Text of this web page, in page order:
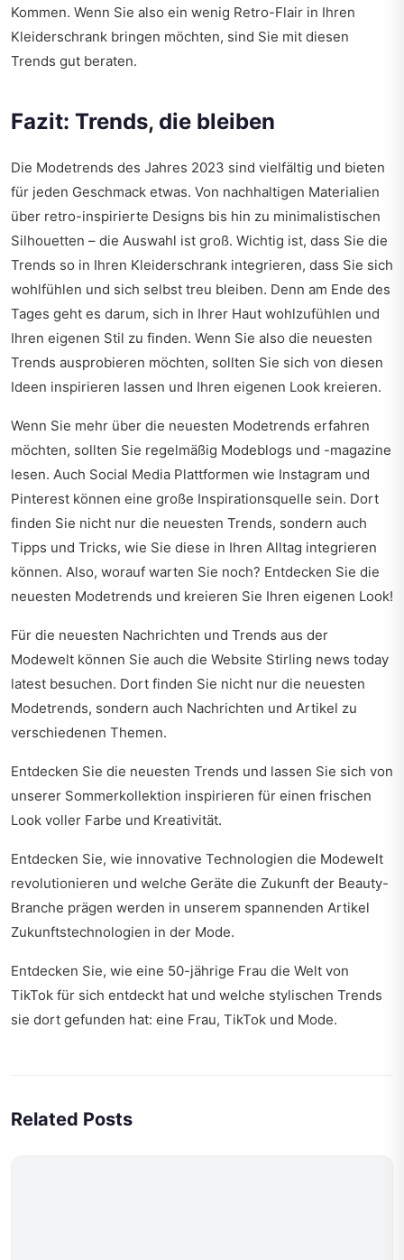
Kommen. Wenn Sie also ein wenig Retro-Flair in Ihren
Kleiderschrank bringen möchten, sind Sie mit diesen
Trends gut beraten.
Fazit: Trends, die bleiben
Die Modetrends des Jahres 2023 sind vielfältig und bieten
für jeden Geschmack etwas. Von nachhaltigen Materialien
über retro-inspirierte Designs bis hin zu minimalistischen
Silhouetten – die Auswahl ist groß. Wichtig ist, dass Sie die
Trends so in Ihren Kleiderschrank integrieren, dass Sie sich
wohlfühlen und sich selbst treu bleiben. Denn am Ende des
Tages geht es darum, sich in Ihrer Haut wohlzufühlen und
Ihren eigenen Stil zu finden. Wenn Sie also die neuesten
Trends ausprobieren möchten, sollten Sie sich von diesen
Ideen inspirieren lassen und Ihren eigenen Look kreieren.
Wenn Sie mehr über die neuesten Modetrends erfahren
möchten, sollten Sie regelmäßig Modeblogs und -magazine
lesen. Auch Social Media Plattformen wie Instagram und
Pinterest können eine große Inspirationsquelle sein. Dort
finden Sie nicht nur die neuesten Trends, sondern auch
Tipps und Tricks, wie Sie diese in Ihren Alltag integrieren
können. Also, worauf warten Sie noch? Entdecken Sie die
neuesten Modetrends und kreieren Sie Ihren eigenen Look!
Für die neuesten Nachrichten und Trends aus der
Modewelt können Sie auch die Website Stirling news today
latest besuchen. Dort finden Sie nicht nur die neuesten
Modetrends, sondern auch Nachrichten und Artikel zu
verschiedenen Themen.
Entdecken Sie die neuesten Trends und lassen Sie sich von
unserer Sommerkollektion inspirieren für einen frischen
Look voller Farbe und Kreativität.
Entdecken Sie, wie innovative Technologien die Modewelt
revolutionieren und welche Geräte die Zukunft der Beauty-
Branche prägen werden in unserem spannenden Artikel
Zukunftstechnologien in der Mode.
Entdecken Sie, wie eine 50-jährige Frau die Welt von
TikTok für sich entdeckt hat und welche stylischen Trends
sie dort gefunden hat: eine Frau, TikTok und Mode.
Related Posts